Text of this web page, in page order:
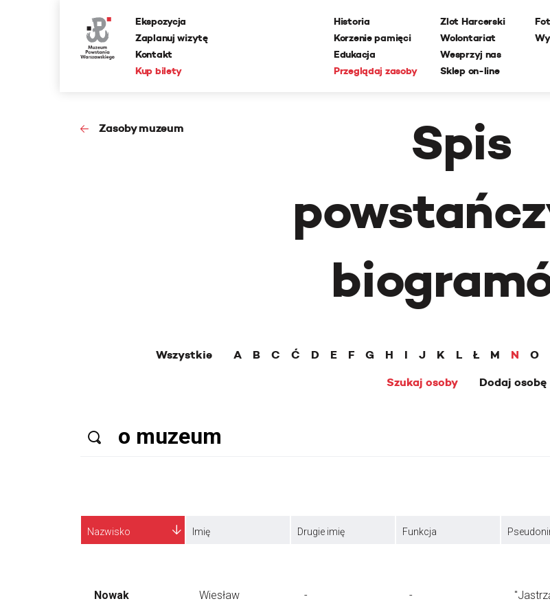
Ekspozycja
Zaplanuj wizytę
Kontakt
Kup bilety
Historia
Korzenie pamięci
Edukacja
Przeglądaj zasoby
Zlot Harcerski
Wolontariat
Wesprzyj nas
Sklep on-line
Zasoby muzeum
Spis
Wszystkie A B C Ć D E F G H I J K L Ł M N O
Szukaj osoby
Dodaj osobę
Nazwisko Imię Drugie imię Funkcja
Nowak Wiesław - -